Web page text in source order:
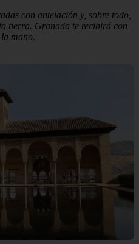
con antelación y, sobre todo,
tierra. Granada te recibirá con
mano.